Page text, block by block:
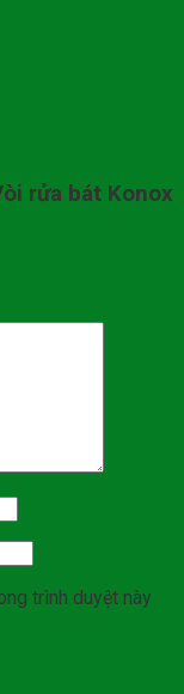
rửa bát Konox
trình duyệt này